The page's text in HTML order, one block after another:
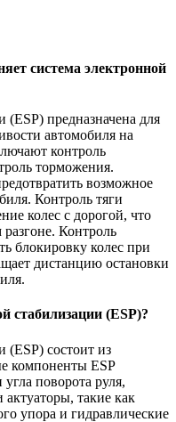
система электронной
(ESP) предназначена для
автомобиля на
контроль
торможения.
возможное
Контроль тяги
колес с дорогой, что
Контроль
блокировку колес при
дистанцию остановки
стабилизации (ESP)?
(ESP) состоит из
компоненты ESP
поворота руля,
актуаторы, такие как
упора и гидравлические